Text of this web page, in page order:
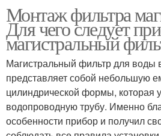
Монтаж фильтра
Для чего следует
магистральный
Магистральный фильтр для воды
представляет собой небольшую
цилиндрической формы, которая
водопроводную трубу. Именно
особенности прибор и получил